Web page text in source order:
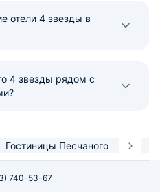
отели 4 звезды в
4 звезды рядом с
Гостиницы Песчаного
740-53-67